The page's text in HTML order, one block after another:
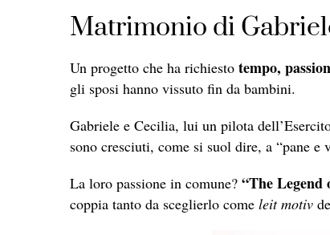
Matrimonio di
Un progetto che ha richiesto tempo,
gli sposi hanno vissuto fin da bambini.
Gabriele e Cecilia, lui un pilota
sono cresciuti, come si suol dire, a “pane e
La loro passione in comune? “The Legend
coppia tanto da sceglierlo come leit motiv